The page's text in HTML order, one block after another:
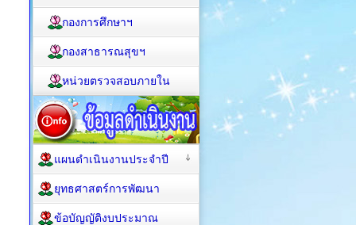
กองการศึกษาฯ
กองสาธารณสุขฯ
หน่วยตรวจสอบภายใน
แผนดำเนินงานประจำปี
ยุทธศาสตร์การพัฒนา
ข้อบัญญัติงบประมาณ